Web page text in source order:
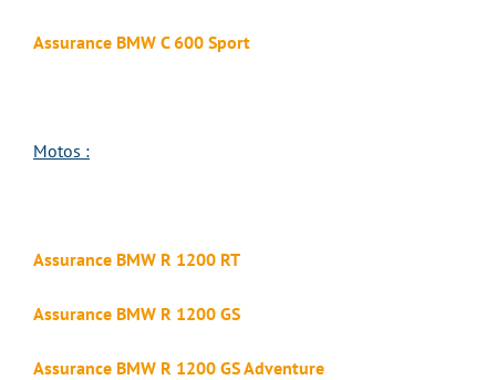
Assurance BMW C 600 Sport
Motos :
Assurance BMW R 1200 RT
Assurance BMW R 1200 GS
Assurance BMW R 1200 GS Adventure